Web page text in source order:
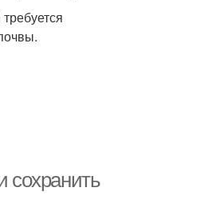
сохранить